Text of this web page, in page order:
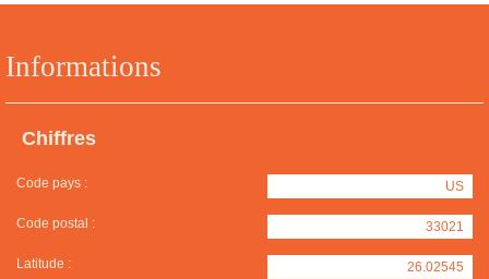
Informations
Chiffres
Code pays : US
Code postal : 33021
Latitude : 26.02545